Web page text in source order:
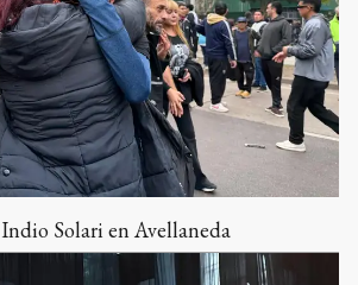
Solari en Avellaneda